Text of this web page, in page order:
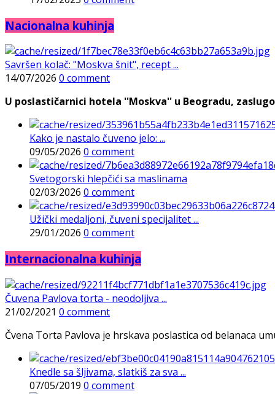
Nacionalna kuhinja
Savršen kolač: "Moskva šnit", recept ...
14/07/2026 0 comment
U poslastičarnici hotela ''Moskva'' u Beogradu,
Kako je nastalo čuveno jelo: ...
09/05/2026 0 comment
Svetogorski hlepčići sa maslinama
02/03/2026 0 comment
Užički medaljoni, čuveni specijalitet ...
29/01/2026 0 comment
Internacionalna kuhinja
Čuvena Pavlova torta - neodoljiva ...
21/02/2021 0 comment
Čvena Torta Pavlova je hrskava poslastica od belanaca
Knedle sa šljivama, slatkiš za sva ...
07/05/2019 0 comment